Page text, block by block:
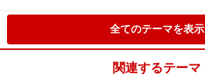
全てのテーマを表示
関連するテーマ